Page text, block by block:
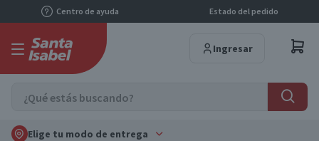
Centro de ayuda Estado del pedido
Ingresar
Elige tu modo de entrega